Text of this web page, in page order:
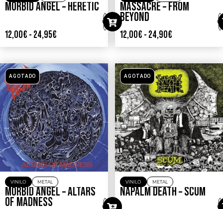
MORBID ANGEL – HERETIC
12,00€ - 24,95€
MASSACRE – FROM
BEYOND
12,00€ - 24,90€
AGOTADO
VINILO METAL
MORBID ANGEL – ALTARS
OF MADNESS
AGOTADO
VINILO METAL
NAPALM DEATH – SCUM